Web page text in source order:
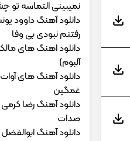
نمیبینی التماسه تو
دانلود آهنگ داوود
رﻓﺘﻨﻢ ﻧﺒﻮدی ﺑﻰ وﻓﺎ
دانلود اهنگ های
آلبوم)
دانلود آهنگ های
غمگین
دانلود آهنگ رضا کرمی
صدات
دانلود آهنگ